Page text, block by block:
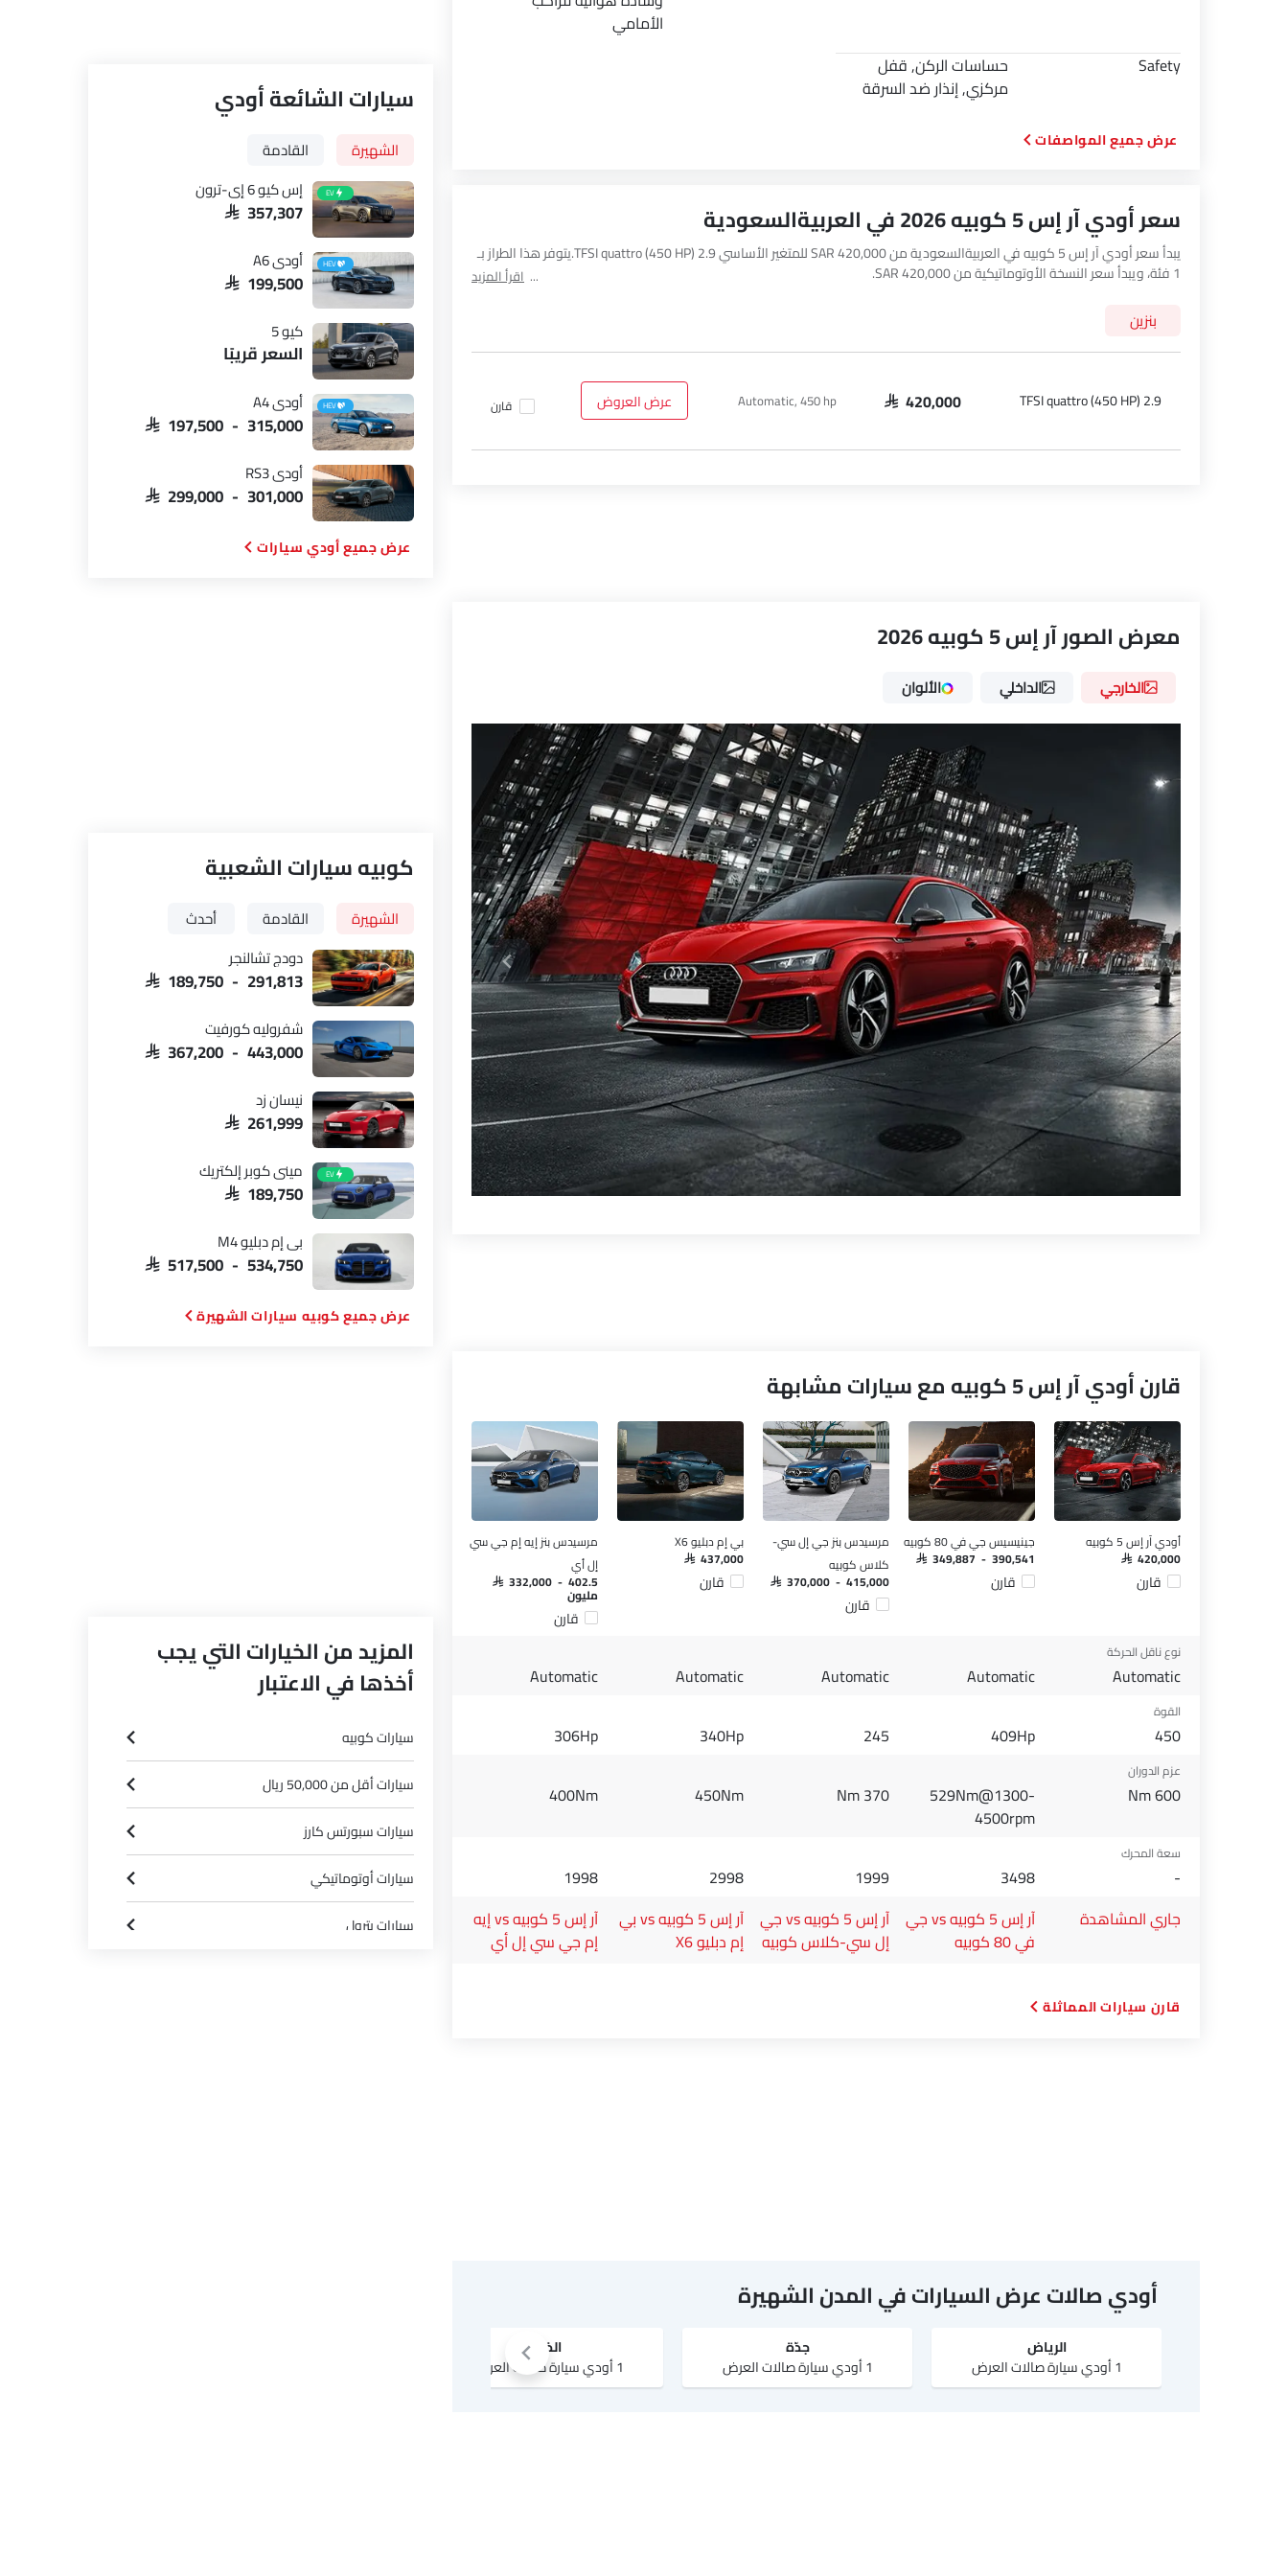
الأمامي
Safety
حساسات الركن, قفل
مركزي, إنذار ضد السرقة
المواصفات
سعر أودي آر إس 5 كوبيه 2026 في العربيةالسعودية
يبدأ سعر أودي آر إس 5 كوبيه في العربيةالسعودية من SAR 420,000 للمتغير الأساسي 2.9 TFSI quattro (450 HP).يتوفر هذا الطراز بـ
1 فئة، ويبدأ سعر النسخة الأوتوماتيكية من SAR 420,000.
اقرأ المزيد
بنزين
2.9 TFSI quattro (450 HP)
SAR 420,000
Automatic, 450 hp عرض العروض قارن
معرض الصور آر إس 5 كوبيه 2026
الخارجي الداخلي الألوان
قارن أودي آر إس 5 كوبيه مع سيارات مشابهة
أودي آر إس 5 كوبيه
SAR 420,000
قارن
جينيسيس جي في 80 كوبيه
SAR 349,887 - 390,541
قارن
مرسيدس بنز جي إل سي-
كلاس كوبيه
SAR 370,000 - 415,000
قارن
بي إم دبليو X6
SAR 437,000
قارن
مرسيدس بنز إيه إم جي سي
إل أي
SAR 332,000 - 402.5
مليون
قارن
نوع ناقل الحركة
Automatic
Automatic
Automatic
Automatic
Automatic
القوة
450
409Hp
245
340Hp
306Hp
عزم الدوران
600 Nm
529Nm@1300-
4500rpm
370 Nm
450Nm
400Nm
سعة المحرك
-
3498
1999
2998
1998
جاري المشاهدة
آر إس 5 كوبيه vs جي
في 80 كوبيه
آر إس 5 كوبيه vs جي
إل سي-كلاس كوبيه
آر إس 5 كوبيه vs بي
إم دبليو X6
آر إس 5 كوبيه vs إيه
إم جي سي إل أي
قارن سيارات المماثلة
أودي صالات عرض السيارات في المدن الشهيرة
الرياض‎
1 أودي سيارة صالات العرض
جدّة
1 أودي سيارة صالات العرض
الخبر
1 أودي سيارة صالات العرض
سيارات الشائعة أودي
الشهيرة القادمة
EV إس كيو 6 إي-ترون
SAR 357,307
HEV أودي A6
SAR 199,500
كيو 5
السعر قريبًا
HEV أودي A4
SAR 197,500 - 315,000
أودي RS3
SAR 299,000 - 301,000
أودي سيارات
كوبيه سيارات الشعبية
الشهيرة القادمة
أحدث
دودج تشالنجر
SAR 189,750 - 291,813
شفروليه كورفيت
SAR 367,200 - 443,000
نيسان زد
SAR 261,999
EV ميني كوبر إلكتريك
SAR 189,750
بي إم دبليو M4
SAR 517,500 - 534,750
كوبيه سيارات الشهيرة
المزيد من الخيارات التي يجب
أخذها في الاعتبار
سيارات كوبيه
سيارات أقل من 50,000 ريال
سيارات سبورتس كارز
سيارات أوتوماتيكي
سيارات بترول